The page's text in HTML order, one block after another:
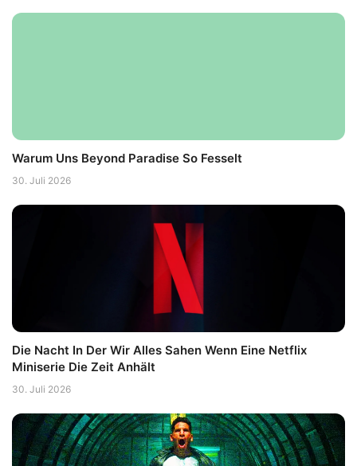
Warum Uns Beyond Paradise So Fesselt
30. Juli 2026
Die Nacht In Der Wir Alles Sahen Wenn Eine Netflix
Miniserie Die Zeit Anhält
30. Juli 2026